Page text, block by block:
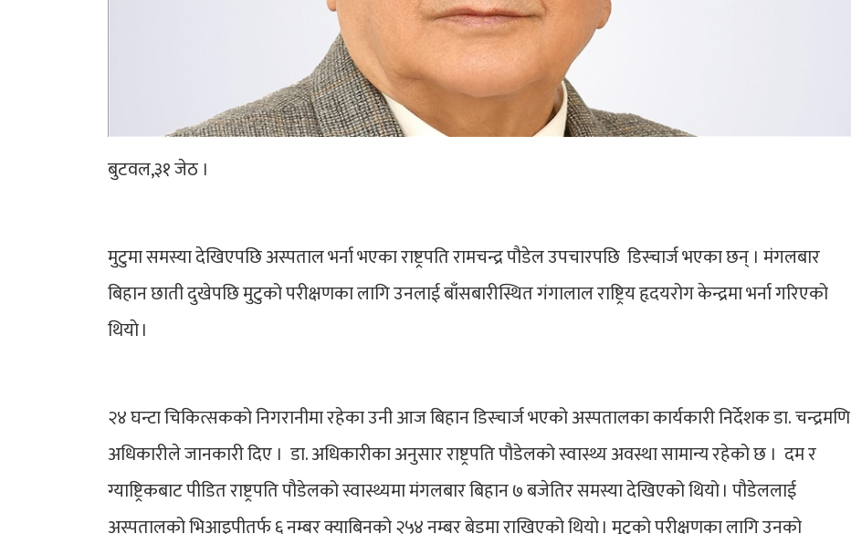
बुटवल,३१ जेठ ।
मुटुमा समस्या देखिएपछि अस्पताल भर्ना भएका राष्ट्रपति रामचन्द्र पौडेल उपचारपछि डिस्चार्ज भएका छन् । मंगलबार
बिहान छाती दुखेपछि मुटुको परीक्षणका लागि उनलाई बाँसबारीस्थित गंगालाल राष्ट्रिय हृदयरोग केन्द्रमा भर्ना गरिएको
थियाे ।
२४ घन्टा चिकित्सकको निगरानीमा रहेका उनी आज बिहान डिस्चार्ज भएको अस्पतालका कार्यकारी निर्देशक डा. चन्द्रमणि
अधिकारीले जानकारी दिए । डा. अधिकारीका अनुसार राष्ट्रपति पौडेलको स्वास्थ्य अवस्था सामान्य रहेको छ । दम र
ग्याष्ट्रिकबाट पीडित राष्ट्रपति पौडेलको स्वास्थ्यमा मंगलबार बिहान ७ बजेतिर समस्या देखिएको थियो । पौडेललाई
अस्पतालको भिआइपीतर्फ ६ नम्बर क्याबिनको २५४ नम्बर बेडमा राखिएको थियाे । मुटुको परीक्षणका लागि उनको